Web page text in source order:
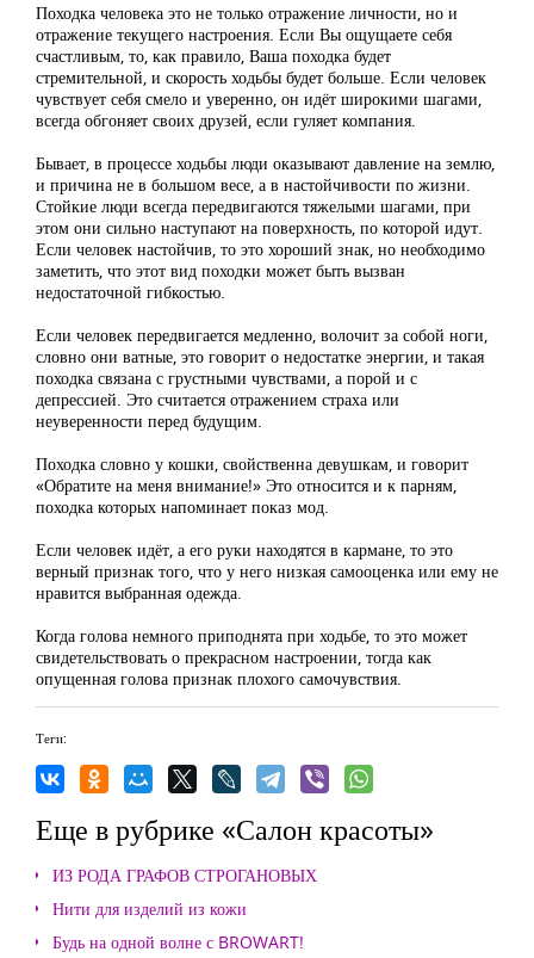
Походка человека это не только отражение личности, но и
отражение текущего настроения. Если Вы ощущаете себя
счастливым, то, как правило, Ваша походка будет
стремительной, и скорость ходьбы будет больше. Если человек
чувствует себя смело и уверенно, он идёт широкими шагами,
всегда обгоняет своих друзей, если гуляет компания.
Бывает, в процессе ходьбы люди оказывают давление на землю,
и причина не в большом весе, а в настойчивости по жизни.
Стойкие люди всегда передвигаются тяжелыми шагами, при
этом они сильно наступают на поверхность, по которой идут.
Если человек настойчив, то это хороший знак, но необходимо
заметить, что этот вид походки может быть вызван
недостаточной гибкостью.
Если человек передвигается медленно, волочит за собой ноги,
словно они ватные, это говорит о недостатке энергии, и такая
походка связана с грустными чувствами, а порой и с
депрессией. Это считается отражением страха или
неуверенности перед будущим.
Походка словно у кошки, свойственна девушкам, и говорит
«Обратите на меня внимание!» Это относится и к парням,
походка которых напоминает показ мод.
Если человек идёт, а его руки находятся в кармане, то это
верный признак того, что у него низкая самооценка или ему не
нравится выбранная одежда.
Когда голова немного приподнята при ходьбе, то это может
свидетельствовать о прекрасном настроении, тогда как
опущенная голова признак плохого самочувствия.
Теги:
Еще в рубрике «Салон красоты»
ИЗ РОДА ГРАФОВ СТРОГАНОВЫХ
Нити для изделий из кожи
Будь на одной волне с BROWART!